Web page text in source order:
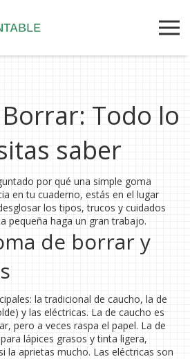
Todo lo
saber
por qué una simple goma
en tu cuaderno, estás en el lugar
los tipos, trucos y cuidados
pequeña haga un gran trabajo.
de borrar y
la tradicional de caucho, la de
y las eléctricas. La de caucho es
pero a veces raspa el papel. La de
lápices grasos y tinta ligera,
la aprietas mucho. Las eléctricas son